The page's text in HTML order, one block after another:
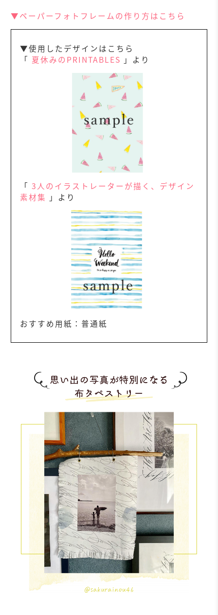
▼ペーパーフォトフレームの作り方はこちら
▼使用したデザインはこちら
「 夏休みのPRINTABLES 」より
「3人のイラストレーターが描く、デザイン
素材集 」より
おすすめ用紙：普通紙